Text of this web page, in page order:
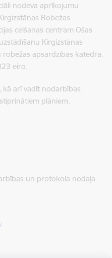
nodeva aprīkojumu
Robežas
celšanas centram Ošas
Kirgizstānas
apsardzības katedrā.
eiro.
kā arī vadīt nodarbības
plāniem.
un protokola nodaļa